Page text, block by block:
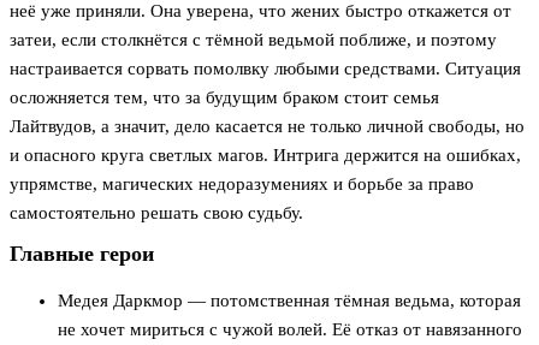
неё уже приняли. Она уверена, что жених быстро откажется от
затеи, если столкнётся с тёмной ведьмой поближе, и поэтому
настраивается сорвать помолвку любыми средствами. Ситуация
осложняется тем, что за будущим браком стоит семья
Лайтвудов, а значит, дело касается не только личной свободы, но
и опасного круга светлых магов. Интрига держится на ошибках,
упрямстве, магических недоразумениях и борьбе за право
самостоятельно решать свою судьбу.
Главные герои
Медея Даркмор — потомственная тёмная ведьма, которая
не хочет мириться с чужой волей. Её отказ от навязанного